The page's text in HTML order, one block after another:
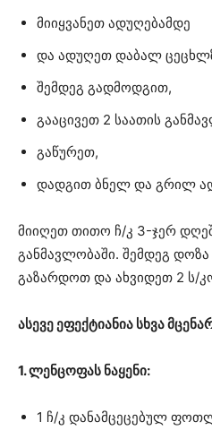
მიიყვანეთ ადუღებამდე
და ადუღეთ დაბალ
შემდეგ გადმოდგით,
გააცივეთ 2 საათის
გაწურეთ,
დადგით ბნელ და გრილ
მიიღეთ თითო ჩ/კ 3-ჯერ
განმავლობაში. შემდეგ
გაზარდოთ და ახვიდეთ 2 ს/
ასევე ეფექტიანია სხვა
1. ლენცოფას ნაყენი:
1 ჩ/კ დანამცეცებულ